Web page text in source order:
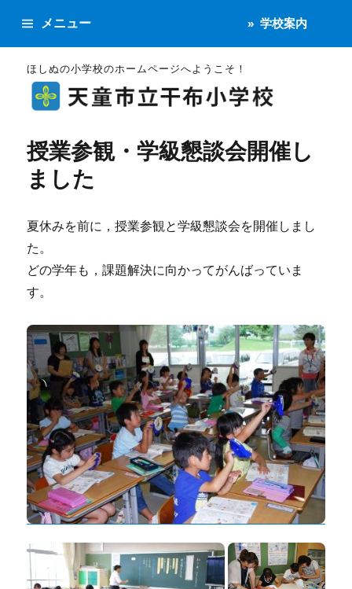
ほしぬの小学校のホームページへようこそ！
メニュー 学校案内
授業参観・学級懇談会開催し
ました
夏休みを前に，授業参観と学級懇談会を開催しまし
た。
どの学年も，課題解決に向かってがんばっていま
す。